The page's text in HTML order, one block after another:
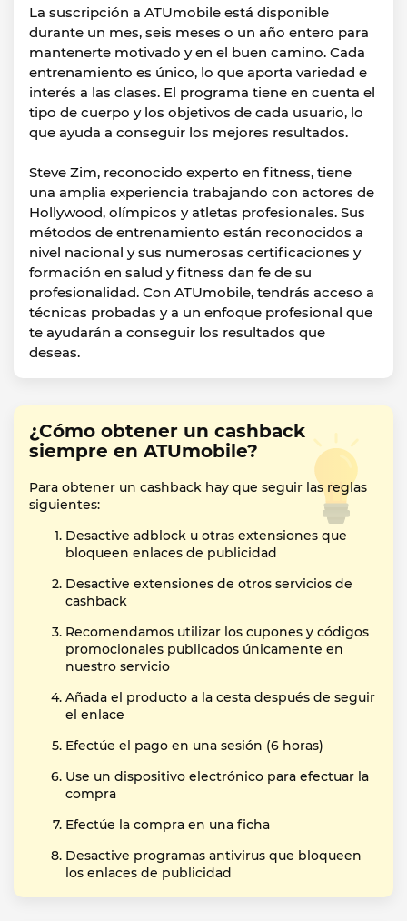
La suscripción a ATUmobile está disponible
durante un mes, seis meses o un año entero para
mantenerte motivado y en el buen camino. Cada
entrenamiento es único, lo que aporta variedad e
interés a las clases. El programa tiene en cuenta el
tipo de cuerpo y los objetivos de cada usuario, lo
que ayuda a conseguir los mejores resultados.
Steve Zim, reconocido experto en fitness, tiene
una amplia experiencia trabajando con actores de
Hollywood, olímpicos y atletas profesionales. Sus
métodos de entrenamiento están reconocidos a
nivel nacional y sus numerosas certificaciones y
formación en salud y fitness dan fe de su
profesionalidad. Con ATUmobile, tendrás acceso a
técnicas probadas y a un enfoque profesional que
te ayudarán a conseguir los resultados que
deseas.
¿Cómo obtener un cashback
siempre en ATUmobile?
Para obtener un cashback hay que seguir las reglas
siguientes:
Desactive adblock u otras extensiones que
bloqueen enlaces de publicidad
Desactive extensiones de otros servicios de
cashback
Recomendamos utilizar los cupones y códigos
promocionales publicados únicamente en
nuestro servicio
Añada el producto a la cesta después de seguir
el enlace
Efectúe el pago en una sesión (6 horas)
Use un dispositivo electrónico para efectuar la
compra
Efectúe la compra en una ficha
Desactive programas antivirus que bloqueen
los enlaces de publicidad